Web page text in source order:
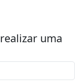
uma